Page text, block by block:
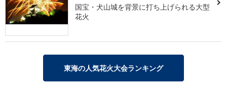
国宝・犬山城を背景に打ち上げられる大型
花火
東海の人気花火大会ランキング